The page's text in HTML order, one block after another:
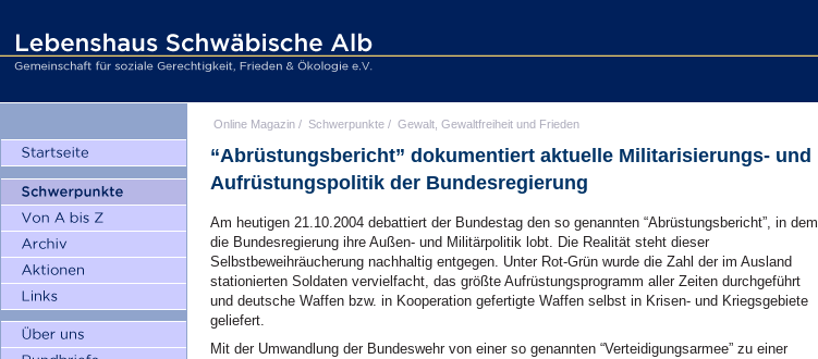
Online Magazin / Schwerpunkte / Gewalt, Gewaltfreiheit und Frieden
“Abrüstungsbericht” dokumentiert aktuelle Militarisierungs- und
Aufrüstungspolitik der Bundesregierung
Am heutigen 21.10.2004 debattiert der Bundestag den so genannten “Abrüstungsbericht”, in dem
die Bundesregierung ihre Außen- und Militärpolitik lobt. Die Realität steht dieser
Selbstbeweihräucherung nachhaltig entgegen. Unter Rot-Grün wurde die Zahl der im Ausland
stationierten Soldaten vervielfacht, das größte Aufrüstungsprogramm aller Zeiten durchgeführt
und deutsche Waffen bzw. in Kooperation gefertigte Waffen selbst in Krisen- und Kriegsgebiete
geliefert.
Mit der Umwandlung der Bundeswehr von einer so genannten “Verteidigungsarmee” zu einer